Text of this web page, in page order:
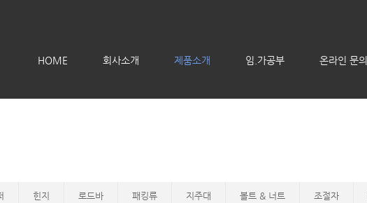
HOME 회사소개 제품소개 임.가공부 온라인 문의
힌지 로드바 패킹류 지주대 볼트 & 너트 조절자